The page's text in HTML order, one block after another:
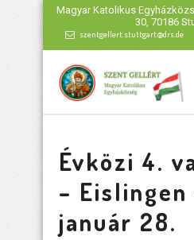
Magyar Katolikus
30, 70186
szentgellert.stuttgart@drs.de
Évközi 4.
– Eislingen
január 28.